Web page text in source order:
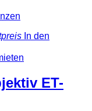
In den
ET-